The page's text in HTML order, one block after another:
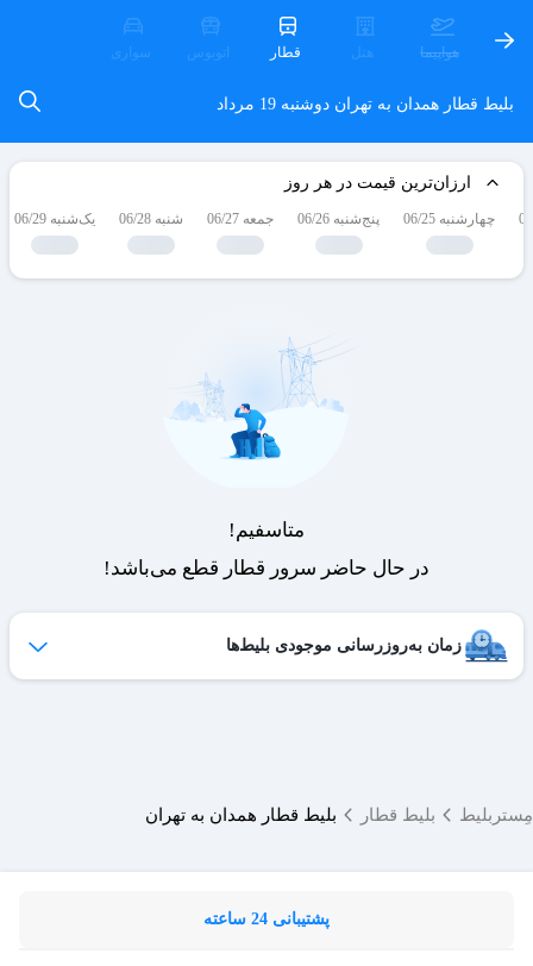
هواپیما هتل قطار اتوبوس سواری
بلیط قطار همدان به تهران دوشنبه 19 مرداد
ارزان‌ترین قیمت در هر روز
چهارشنبه 06/25 پنج‌شنبه 06/26 جمعه 06/27 شنبه 06/28 یک‌شنبه 06/29
زمان به‌روزرسانی موجودی بلیط‌ها
متاسفیم!
در حال حاضر سرور قطار قطع می‌باشد!
مِستربلیط بلیط قطار بلیط قطار همدان به تهران
پشتیبانی 24 ساعته